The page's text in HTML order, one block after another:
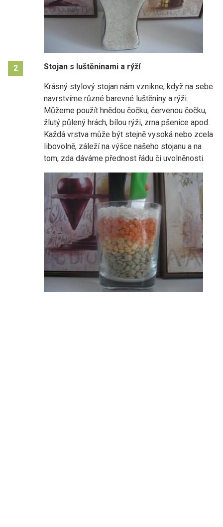
2 Stojan s luštěninami a rýží
Krásný stylový stojan nám vznikne, když na sebe
navrstvíme různé barevné luštěniny a rýži.
Můžeme použít hnědou čočku, červenou čočku,
žlutý půlený hrách, bílou rýži, zrna pšenice apod.
Každá vrstva může být stejně vysoká nebo zcela
libovolně, záleží na výšce našeho stojanu a na
tom, zda dáváme přednost řádu či uvolněnosti.